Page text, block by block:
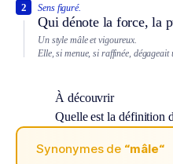
Sens figuré.
Qui dénote la force, la
2
Un style mâle et vigoureux.
Elle, si menue, si raffinée, dégageait
À découvrir
Quelle est la définition
Synonymes de “mâle“